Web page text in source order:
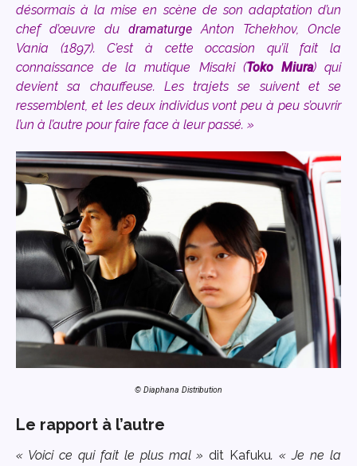
désormais à la mise en scène de son adaptation d’un
chef d’œuvre du dramaturge Anton Tchekhov, Oncle
Vania (1897). C’est à cette occasion qu’il fait la
connaissance de la mutique Misaki (Toko Miura) qui
devient sa chauffeuse. Les trajets se suivent et se
ressemblent, et les deux individus vont peu à peu s’ouvrir
l’un à l’autre pour faire face à leur passé. »
© Diaphana Distribution
Le rapport à l’autre
« Voici ce qui fait le plus mal »dit Kafuku. « Je ne la